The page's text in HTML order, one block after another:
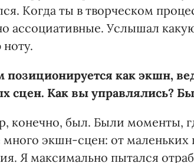
Когда ты в творческом
ассоциативные. Услышал
как экшн,
сцен. Как вы управлялись?
конечно, был. Были моменты,
экшн-сцен: от маленьких
Я максимально пытался